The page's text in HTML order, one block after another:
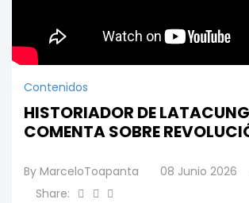
Contenidos
HISTORIADOR DE
COMENTA SOBRE
By MarceloToapanta 08 Junio 2026
Share: